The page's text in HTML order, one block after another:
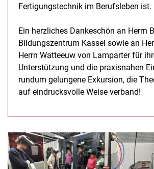
Fertigungstechnik im Berufsleben ist.
Ein herzliches Dankeschön an Herrn
Bildungszentrum Kassel sowie an
Herrn Watteeuw von Lamparter für
Unterstützung und die praxisnahen
rundum gelungene Exkursion, die
auf eindrucksvolle Weise verband!